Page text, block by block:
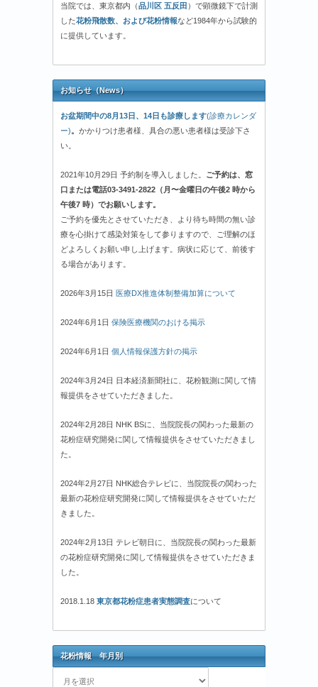
当院では、東京都内（品川区 五反田 ）で顕微鏡下で計測
した花粉飛散数、および花粉情報など1984年から試験的
に提供しています。
お知らせ（News）
お盆期間中の8月13日、14日も診療します(診療カレンダ
ー)。 かかりつけ患者様、具合の悪い患者様は受診下さ
い。
2021年10月29日 予約制を導入しました。 ご予約は、窓
口または電話03-3491-2822（月〜金曜日の午後2 時から
午後7 時）でお願いします。
ご予約を優先とさせていただき、より待ち時間の無い診
療を心掛けて感染対策をして参りますので、ご理解のほ
どよろしくお願い申し上げます。病状に応じて、前後す
る場合があります。
2026年3月15日 医療DX推進体制整備加算について
2024年6月1日 保険医療機関のおける掲示
2024年6月1日 個人情報保護方針の掲示
2024年3月24日 日本経済新聞社に、花粉観測に関して情
報提供をさせていただきました。
2024年2月28日 NHK BSに、当院院長の関わった最新の
花粉症研究開発に関して情報提供をさせていただきまし
た。
2024年2月27日 NHK総合テレビに、当院院長の関わった
最新の花粉症研究開発に関して情報提供をさせていただ
きました。
2024年2月13日 テレビ朝日に、当院院長の関わった最新
の花粉症研究開発に関して情報提供をさせていただきま
した。
2018.1.18 東京都花粉症患者実態調査について
花粉情報 年月別
花